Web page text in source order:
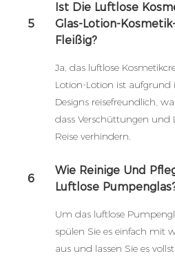
5
Ist Die Luftlose
Glas-Lotion-
Fleißig?
Ja, das luftlose
Lotion-Lotion ist aufgrund
Designs reisefreundlich,
dass Verschüttungen und
Reise verhindern.
6
Wie Reinige Und
Luftlose
Um das luftlose
spülen Sie es einfach mit
aus und lassen Sie es